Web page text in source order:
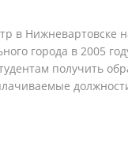
в Нижневартовске
города в 2005
получить